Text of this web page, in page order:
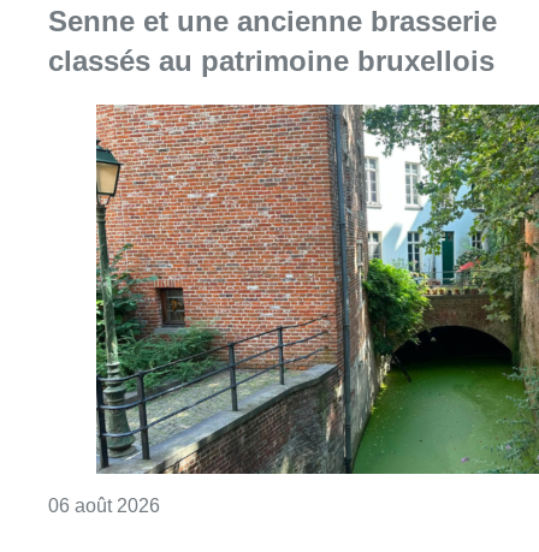
Senne et une ancienne brasserie
classés au patrimoine bruxellois
06 août 2026